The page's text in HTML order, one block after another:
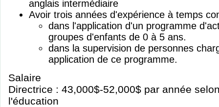
anglais intermédiaire
Avoir trois années d'expérience à temps
dans l'application d'un programme
groupes d'enfants de 0 à 5 ans.
dans la supervision de personnes
application de ce programme.
Salaire
Directrice : 43,000$-52,000$ par année
l'éducation